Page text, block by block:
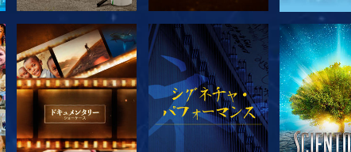
シリーズを探求 シリーズを探求 観る